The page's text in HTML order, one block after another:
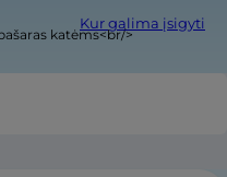
Kur galima įsigyti
katėms<br/>